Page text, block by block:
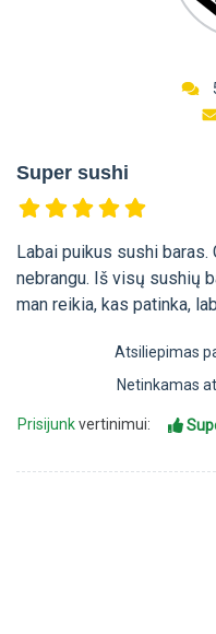
Super sushi
Labai puikus sushi baras.
nebrangu. Iš visų sushių
man reikia, kas patinka,
Atsiliepimas
Netinkamas
Prisijunkvertinimui: